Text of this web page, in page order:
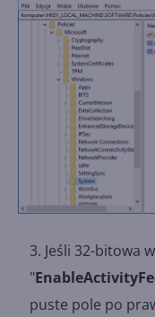
Jeśli 32-bitowa
"
puste pole po